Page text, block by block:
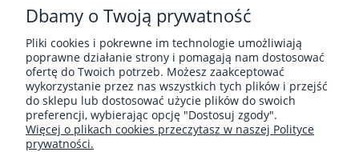
Włóczki YarnArt JEANS Bamboo są delikatne, miękkie i
bardzo przyjemne w dotyku, jednocześnie jest
hipoalergiczna Świetnie nadają się dziergania odzieży
wiosenno-letniej. Wykonane z niej ubrania są przewiewne,
chłodne i oddychające. Włókna są bardzo dobrze skręcone
dzięki czemu włóczka JEANS jest bardzo wygodna w
dzierganiu.
Dbamy o Twoją prywatność
Pliki cookies i pokrewne im technologie umożliwiają
poprawne działanie strony i pomagają nam dostosować
ofertę do Twoich potrzeb. Możesz zaakceptować
wykorzystanie przez nas wszystkich tych plików i przejść
do sklepu lub dostosować użycie plików do swoich
preferencji, wybierając opcję "Dostosuj zgody".
Więcej o plikach cookies przeczytasz w naszej Polityce
prywatności.